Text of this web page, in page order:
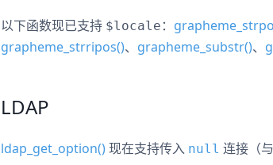
以下函数现已支持 $locale ：
grapheme_strripos()、 grapheme_substr()、
LDAP
ldap_get_option()现在支持传入 null 连接（与